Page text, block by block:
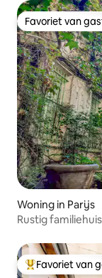
Favoriet van
Favoriet van
Woning in Parijs
Rustig
Topfavoriet van
Favoriet van